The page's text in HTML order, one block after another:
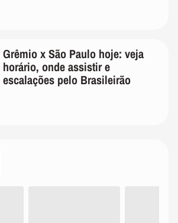
Grêmio x São Paulo hoje: veja
horário, onde assistir e
escalações pelo Brasileirão